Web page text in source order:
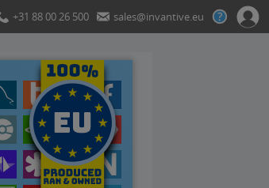
+31 88 00 26 500 sales@invantive.eu